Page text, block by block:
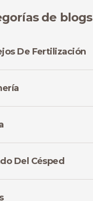
de blogs
De Fertilización
Del Césped